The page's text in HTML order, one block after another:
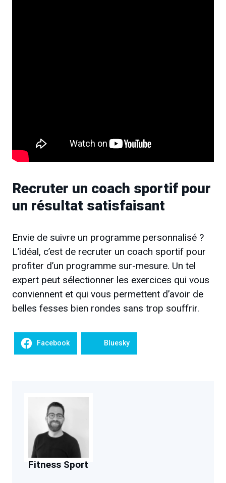
Recruter un coach sportif pour
un résultat satisfaisant
Envie de suivre un programme personnalisé ?
L’idéal, c’est de recruter un coach sportif pour
profiter d’un programme sur-mesure. Un tel
expert peut sélectionner les exercices qui vous
conviennent et qui vous permettent d’avoir de
belles fesses bien rondes sans trop souffrir.
Facebook Bluesky
Fitness Sport